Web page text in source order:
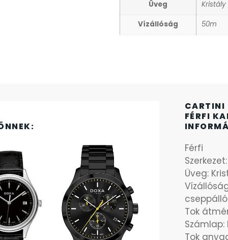
Üveg Kristály
Vízállóság 50m
CARTINI
FÉRFI
Férfi
Üveg:
Tok
Számlap:
Tok